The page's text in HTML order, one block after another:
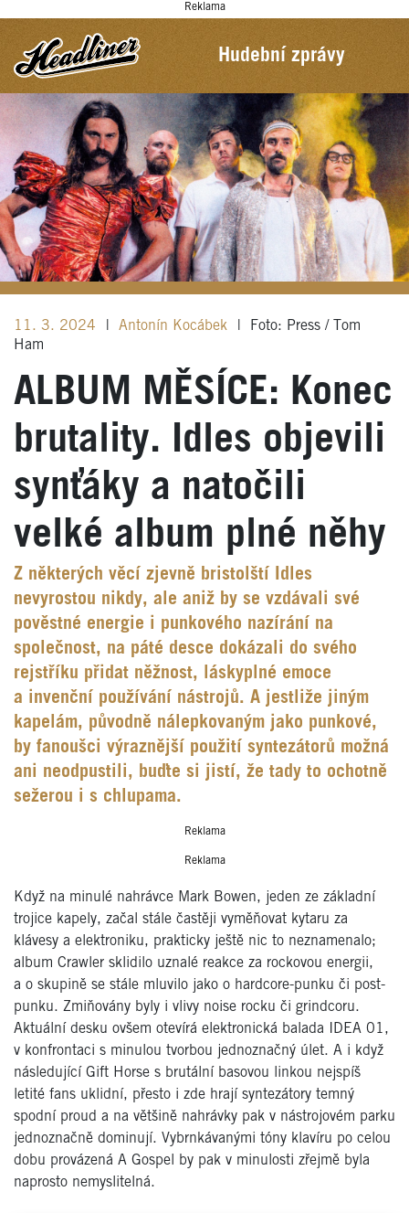
Reklama
Hudební zprávy
11. 3. 2024 Antonín Kocábek
Foto: Press / Tom
Ham
ALBUM MĚSÍCE: Konec
brutality. Idles objevili
synťáky a natočili
velké album plné něhy
Z některých věcí zjevně bristolští Idles
nevyrostou nikdy, ale aniž by se vzdávali své
pověstné energie i punkového nazírání na
společnost, na páté desce dokázali do svého
rejstříku přidat něžnost, láskyplné emoce
a invenční používání nástrojů. A jestliže jiným
kapelám, původně nálepkovaným jako punkové,
by fanoušci výraznější použití syntezátorů možná
ani neodpustili, buďte si jistí, že tady to ochotně
sežerou i s chlupama.
Reklama
Reklama
Když na minulé nahrávce Mark Bowen, jeden ze základní
trojice kapely, začal stále častěji vyměňovat kytaru za
klávesy a elektroniku, prakticky ještě nic to neznamenalo;
album Crawler sklidilo uznalé reakce za rockovou energii,
a o skupině se stále mluvilo jako o hardcore-punku či post-
punku. Zmiňovány byly i vlivy noise rocku či grindcoru.
Aktuální desku ovšem otevírá elektronická balada IDEA 01,
v konfrontaci s minulou tvorbou jednoznačný úlet. A i když
následující Gift Horse s brutální basovou linkou nejspíš
letité fans uklidní, přesto i zde hrají syntezátory temný
spodní proud a na většině nahrávky pak v nástrojovém parku
jednoznačně dominují. Vybrnkávanými tóny klavíru po celou
dobu provázená A Gospel by pak v minulosti zřejmě byla
naprosto nemyslitelná.